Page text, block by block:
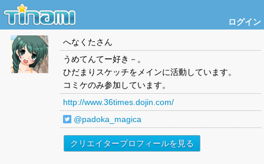
ログイン
へなくたさん
うめてんてー好き－。
ひだまりスケッチをメインに活動しています。
コミケのみ参加しています。
http://www.36times.dojin.com/
@padoka_magica
クリエイタープロフィールを見る